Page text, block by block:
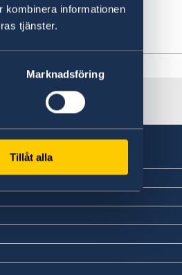
kombinera informationen
tjänster.
Marknadsföring
Tillåt alla
i Åbo